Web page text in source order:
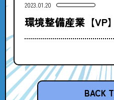
2023.01.20
環境整備産業【VP
BACK